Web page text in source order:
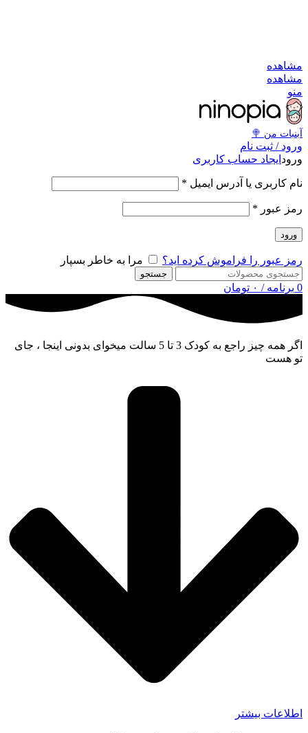
من 🍭
/ ثبت نام
ایجاد حساب کاربری
کاربری یا آدرس ایمیل*
عبور*
ورود
عبور را فراموش کرده اید؟ مرا به خاطر بسپار
جستجو
برنامه / ۰ تومان
اگر همه چیز راجع به کودک 3 تا 5 سالت میخوای بدونی اینجا ، جای
هست
بیشتر